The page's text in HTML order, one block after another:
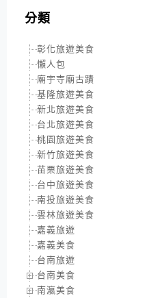
分類
彰化旅遊美食
懶人包
廟宇寺廟古蹟
基隆旅遊美食
新北旅遊美食
台北旅遊美食
桃園旅遊美食
新竹旅遊美食
苗栗旅遊美食
台中旅遊美食
南投旅遊美食
雲林旅遊美食
嘉義旅遊
嘉義美食
台南旅遊
台南美食
南瀛美食